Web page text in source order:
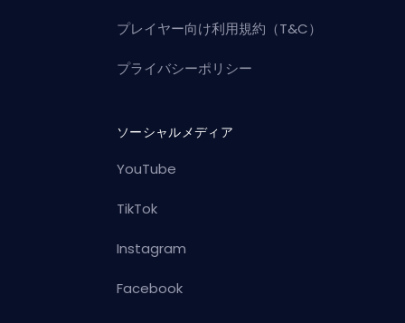
プレイヤー向け利用規約（T&C）
プライバシーポリシー
ソーシャルメディア
YouTube
TikTok
Instagram
Facebook